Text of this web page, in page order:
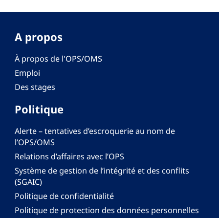
A propos
À propos de l'OPS/OMS
Emploi
Des stages
Politique
Alerte – tentatives d’escroquerie au nom de
l’OPS/OMS
Relations d’affaires avec l’OPS
Système de gestion de l’intégrité et des conflits
(SGAIC)
Politique de confidentialité
Politique de protection des données personnelles